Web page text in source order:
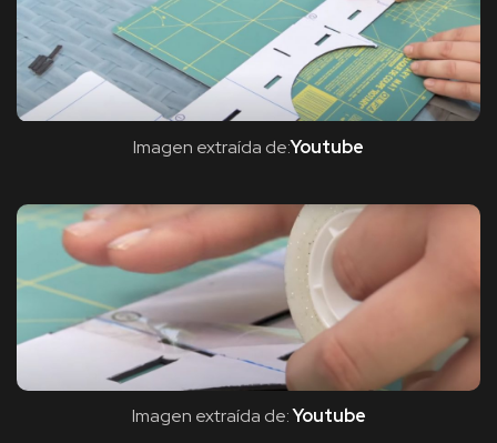
Imagen extraída de:Youtube
Imagen extraída de:Youtube